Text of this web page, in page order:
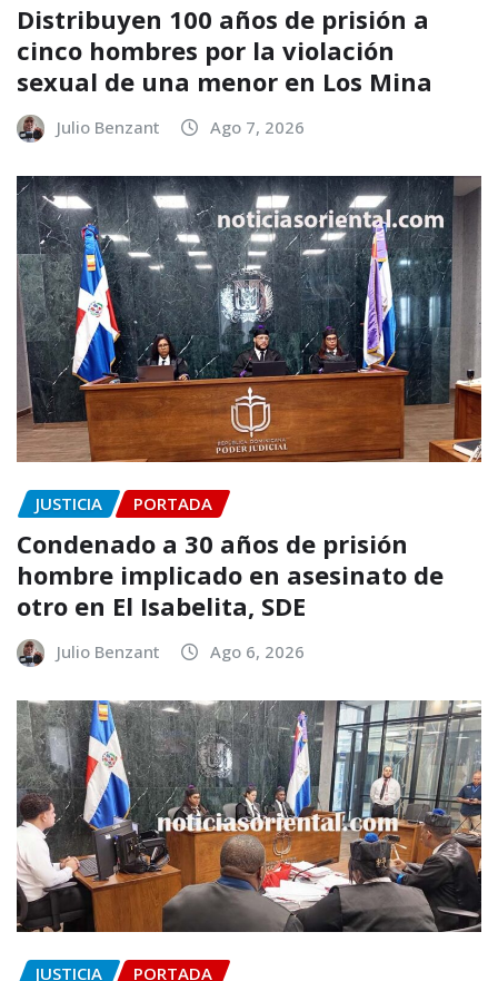
Distribuyen 100 años de prisión a
cinco hombres por la violación
sexual de una menor en Los Mina
Julio Benzant Ago 7, 2026
JUSTICIA PORTADA
Condenado a 30 años de prisión
hombre implicado en asesinato de
otro en El Isabelita, SDE
Julio Benzant Ago 6, 2026
JUSTICIA PORTADA